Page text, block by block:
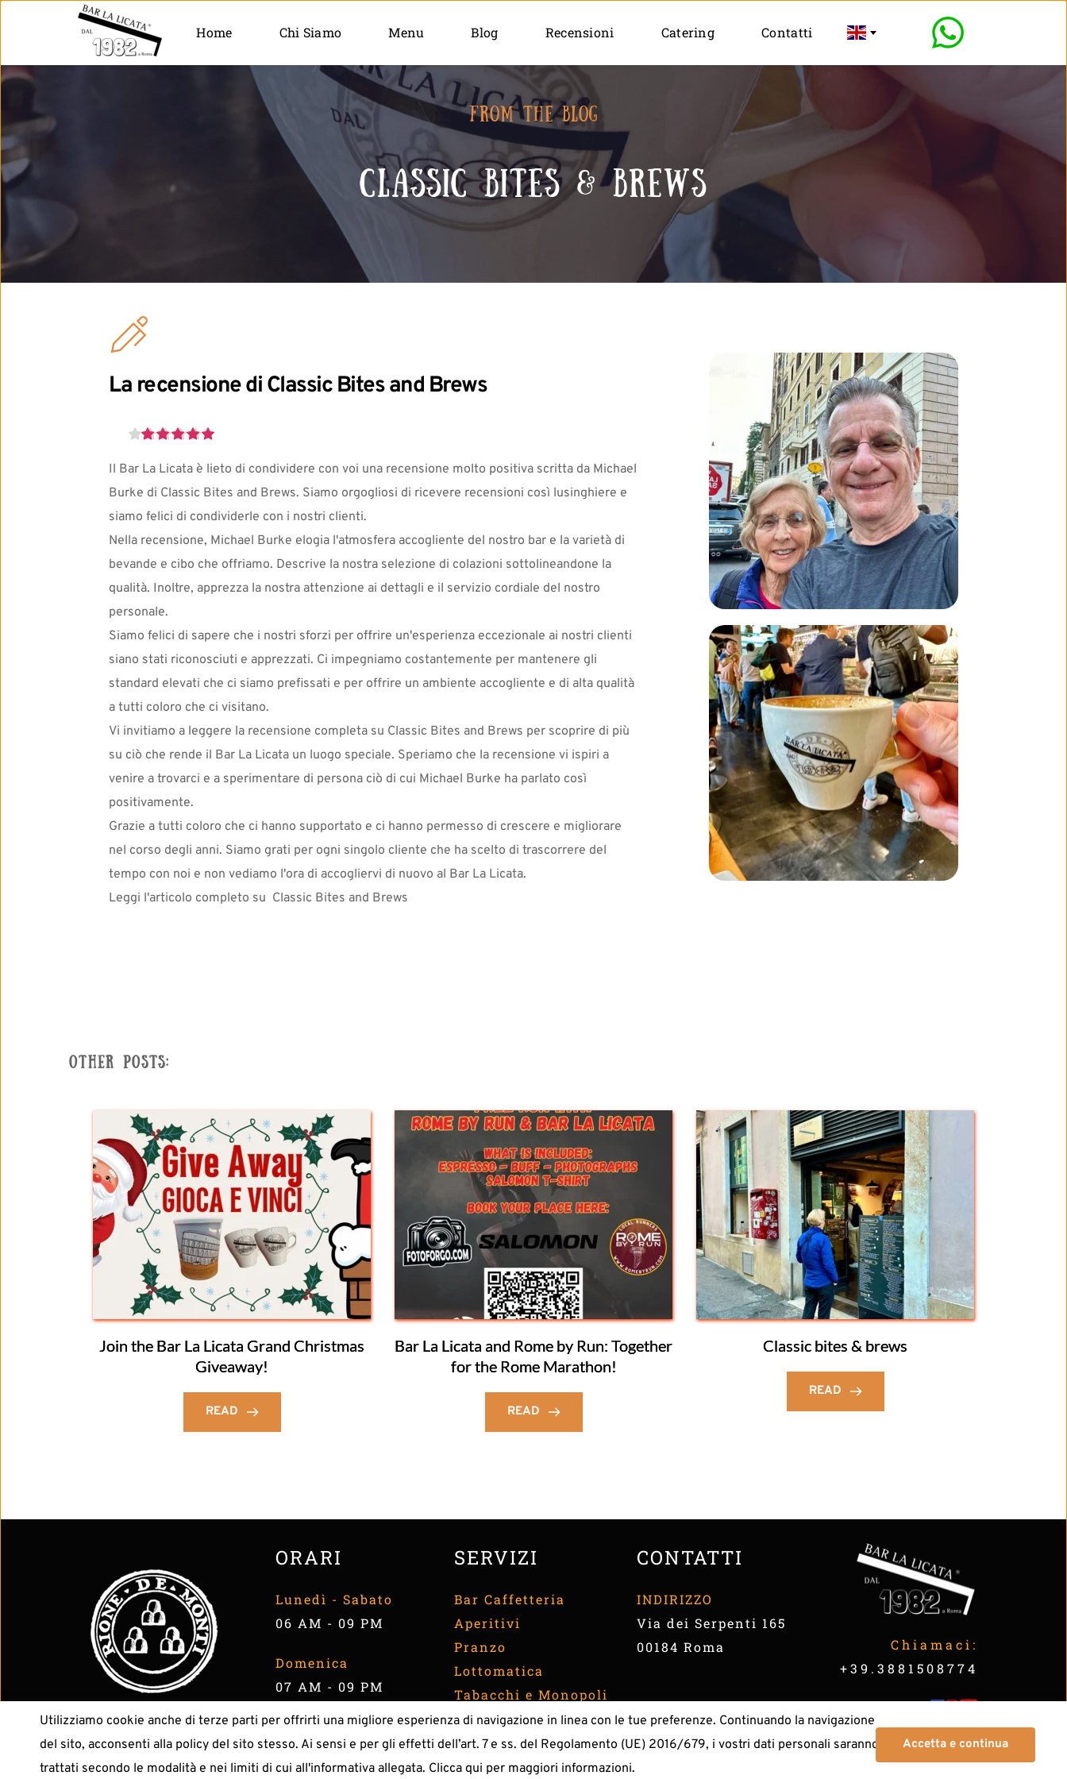
Home Chi Siamo Menu Blog Recensioni Catering Contatti
FROM THE BLOG
Classic bites & brews
La recensione di Classic Bites and Brews
Il Bar La Licata è lieto di condividere con voi una recensione molto positiva scritta da Michael
Burke di Classic Bites and Brews. Siamo orgogliosi di ricevere recensioni così lusinghiere e
siamo felici di condividerle con i nostri clienti.
Nella recensione, Michael Burke elogia l'atmosfera accogliente del nostro bar e la varietà di
bevande e cibo che offriamo. Descrive la nostra selezione di colazioni sottolineandone la
qualità. Inoltre, apprezza la nostra attenzione ai dettagli e il servizio cordiale del nostro
personale.
Siamo felici di sapere che i nostri sforzi per offrire un'esperienza eccezionale ai nostri clienti
siano stati riconosciuti e apprezzati. Ci impegniamo costantemente per mantenere gli
standard elevati che ci siamo prefissati e per offrire un ambiente accogliente e di alta qualità
a tutti coloro che ci visitano.
Vi invitiamo a leggere la recensione completa su Classic Bites and Brews per scoprire di più
su ciò che rende il Bar La Licata un luogo speciale. Speriamo che la recensione vi ispiri a
venire a trovarci e a sperimentare di persona ciò di cui Michael Burke ha parlato così
positivamente.
Grazie a tutti coloro che ci hanno supportato e ci hanno permesso di crescere e migliorare
nel corso degli anni. Siamo grati per ogni singolo cliente che ha scelto di trascorrere del
tempo con noi e non vediamo l'ora di accogliervi di nuovo al Bar La Licata.
Leggi l'articolo completo su Classic Bites and Brews
OTHER POSTS:
Join the Bar La Licata Grand Christmas
Giveaway!
READ
Bar La Licata and Rome by Run: Together
for the Rome Marathon!
READ
Classic bites & brews
READ
ORARI
Lunedì - Sabato
06 AM - 09 PM
Domenica
07 AM - 09 PM
SERVIZI
Bar Caffetteria
Aperitivi
Pranzo
Lottomatica
Tabacchi e Monopoli
CONTATTI
INDIRIZZO
Via dei Serpenti 165
00184 Roma
Chiamaci:
+39.3881508774
All Right Reserved | BAR LA LICATA | P.IVA 05576500580 | WM ElegantThemes Italia | Policy Privacy Allergen Information
Utilizziamo cookie anche di terze parti per offrirti una migliore esperienza di navigazione in linea con le tue preferenze. Continuando la navigazione
del sito, acconsenti alla policy del sito stesso. Ai sensi e per gli effetti dell’art. 7 e ss. del Regolamento (UE) 2016/679, i vostri dati personali saranno
trattati secondo le modalità e nei limiti di cui all'informativa allegata. Clicca qui per maggiori informazioni.
Accetta e continua